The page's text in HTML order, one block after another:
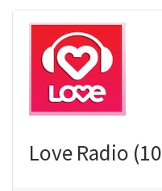
Love Radio